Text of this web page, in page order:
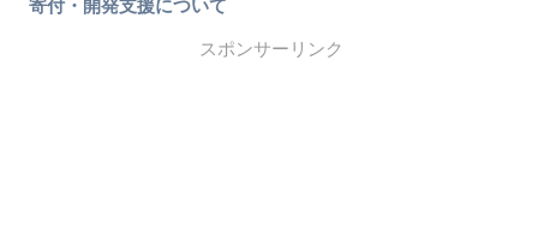
寄付・開発支援について
スポンサーリンク